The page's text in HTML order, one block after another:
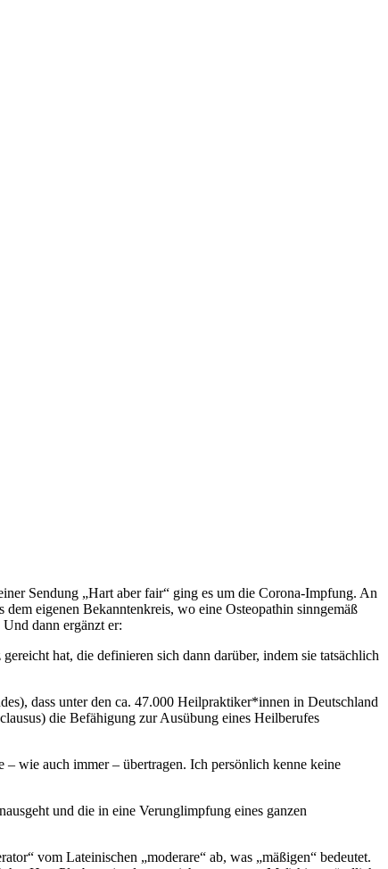
Sendung „Hart aber fair“ ging es um die Corona-Impfung. An
eigenen Bekanntenkreis, wo eine Osteopathin sinngemäß
dann ergänzt er:
hat, die definieren sich dann darüber, indem sie tatsächlich
dass unter den ca. 47.000 Heilpraktiker*innen in Deutschland
die Befähigung zur Ausübung eines Heilberufes
wie auch immer – übertragen. Ich persönlich kenne keine
und die in eine Verunglimpfung eines ganzen
vom Lateinischen „moderare“ ab, was „mäßigen“ bedeutet.